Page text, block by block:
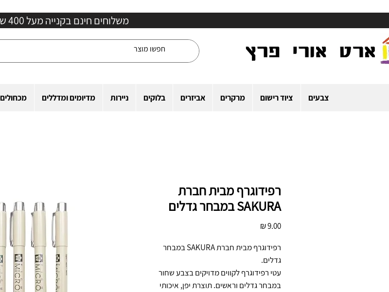
משלוחים חינם בקנייה מעל 400 ש"ח
צבעים ציוד רישום מרקרים אביזרים בלוקים ניירות מדיומים ומדללים מכחולים
רפידוגרף מבית חברת
SAKURA במבחר גדלים
רפידוגרף מבית חברת SAKURA במבחר
גדלים.
עטי רפידוגרף לקווים מדויקים בצבע שחור
במבחר גדלים וראשים. תוצרת יפן, איכותי